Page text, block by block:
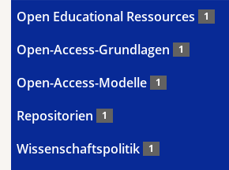
Open Educational Ressources 1
Open-Access-Grundlagen 1
Open-Access-Modelle 1
Repositorien 1
Wissenschaftspolitik 1